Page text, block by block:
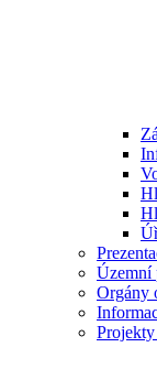
Územní
Orgány